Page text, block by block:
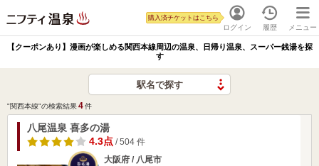
ログイン
購入済チケットはこちら
履歴 メニュー
【クーポンあり】漫画が楽しめる関西本線周辺の温泉、日帰り温泉、スーパー銭湯を探
す
駅名で探す
"関西本線"の検索結果4件
八尾温泉 喜多の湯
4.3点 / 504 件
大阪府 / 八尾市